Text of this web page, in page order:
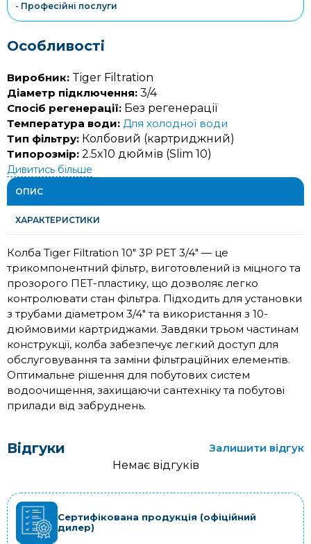
- Професійні послуги
Особливості
Виробник: Tiger Filtration
Діаметр підключення: 3/4
Спосіб регенерації: Без регенерації
Температура води: Для холодної води
Тип фільтру: Колбовий (картриджний)
Типорозмір: 2.5x10 дюймів (Slim 10)
Дивитись більше
ОПИС
ХАРАКТЕРИСТИКИ
Колба Tiger Filtration 10" 3P PET 3/4" — це
трикомпонентний фільтр, виготовлений із міцного та
прозорого ПЕТ-пластику, що дозволяє легко
контролювати стан фільтра. Підходить для установки
з трубами діаметром 3/4" та використання з 10-
дюймовими картриджами. Завдяки трьом частинам
конструкції, колба забезпечує легкий доступ для
обслуговування та заміни фільтраційних елементів.
Оптимальне рішення для побутових систем
водоочищення, захищаючи сантехніку та побутові
прилади від забруднень.
Відгуки
Залишити відгук
Немає відгуків
Сертифікована продукція (офіційний
дилер)